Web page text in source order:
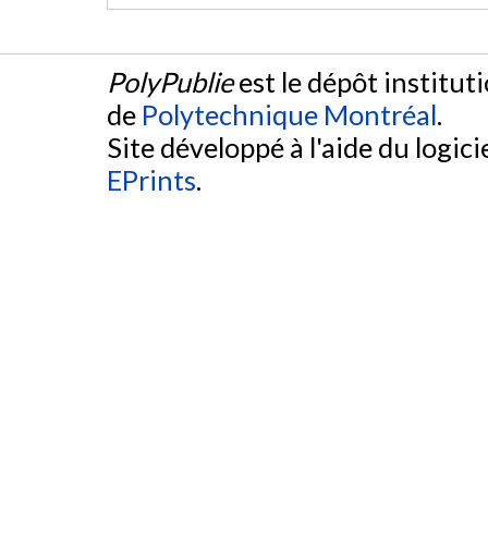
PolyPublieest le dépôt
de Polytechnique Montréal.
Site développé à l'aide du
EPrints.